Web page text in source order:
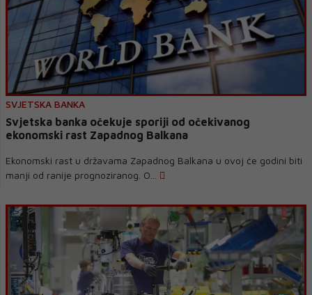
SVJETSKA BANKA
Svjetska banka očekuje sporiji od očekivanog
ekonomski rast Zapadnog Balkana
Ekonomski rast u državama Zapadnog Balkana u ovoj će godini biti
manji od ranije prognoziranog. O...